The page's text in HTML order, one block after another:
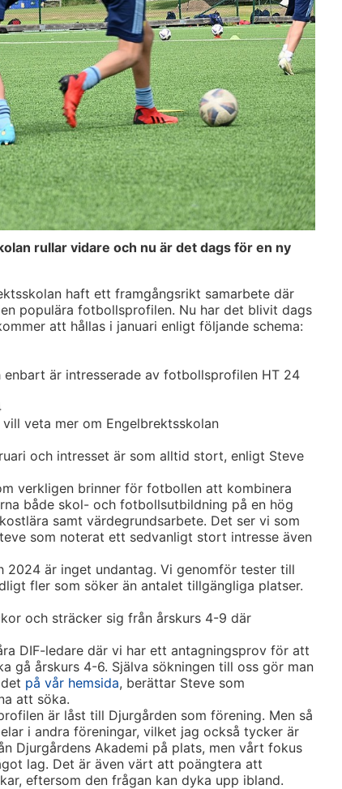
rullar vidare och nu är det dags för en ny
haft ett framgångsrikt samarbete där
populära fotbollsprofilen. Nu har det blivit dags
att hållas i januari enligt följande schema:
är intresserade av fotbollsprofilen HT 24
veta mer om Engelbrektsskolan
och intresset är som alltid stort, enligt Steve
verkligen brinner för fotbollen att kombinera
både skol- och fotbollsutbildning på en hög
samt värdegrundsarbete. Det ser vi som
som noterat ett sedvanligt stort intresse även
är inget undantag. Vi genomför tester till
fler som söker än antalet tillgängliga platser.
och sträcker sig från årskurs 4-9 där
DIF-ledare där vi har ett antagningsprov för att
gå årskurs 4-6. Själva sökningen till oss gör man
på vår hemsida, berättar Steve som
att söka.
är låst till Djurgården som förening. Men så
i andra föreningar, vilket jag också tycker är
Djurgårdens Akademi på plats, men vårt fokus
lag. Det är även värt att poängtera att
eftersom den frågan kan dyka upp ibland.